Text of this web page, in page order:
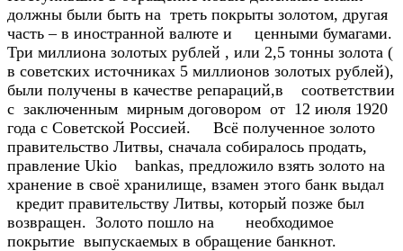
должны были быть на треть покрыты золотом, другая
часть – в иностранной валюте и ценными бумагами.
Три миллиона золотых рублей , или 2,5 тонны золота (
в советских источниках 5 миллионов золотых рублей),
были получены в качестве репараций,в соответствии
с заключенным мирным договором от 12 июля 1920
года с Советской Россией. Всё полученное золото
правительство Литвы, сначала собиралось продать,
правление Ukio bankas, предложило взять золото на
хранение в своё хранилище, взамен этого банк выдал
кредит правительству Литвы, который позже был
возвращен. Золото пошло на необходимое
покрытие выпускаемых в обращение банкнот.